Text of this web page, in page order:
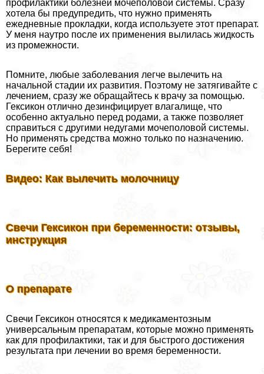
профилактики болезней мочепoлoвoй системы. Сразу
хотела бы предупредить, что нужно применять
ежедневные прокладки, когда используете этот препарат.
У меня наутро после их применения вылилась жидкость
из промежности.
Помните, любые заболевания легче вылечить на
начальной стадии их развития. Поэтому не затягивайте с
лечением, сразу же обращайтесь к врачу за помощью.
Гексикон отлично дезинфицирует влагалище, что
особенно актуально перед родами, а также позволяет
справиться с другими недугами мочепoлoвoй системы.
Но применять средства можно только по назначению.
Берегите себя!
Видео: Как вылечить молочницу
Свечи Гексикон при беременности: отзывы,
инструкция
О препарате
Свечи Гексикон относятся к медикаментозным
универсальным препаратам, которые можно применять
как для профилактики, так и для быстрого достижения
результата при лечении во время беременности.